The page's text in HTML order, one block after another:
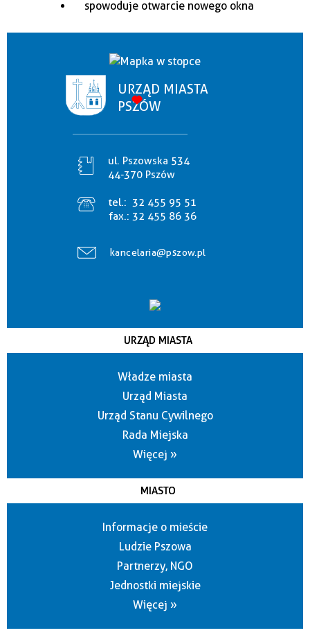
URZĄD MIASTA
PSZÓW
ul. Pszowska 534
44-370 Pszów
tel.: 32 455 95 51
fax.: 32 455 86 36
kancelaria@pszow.pl
URZĄD MIASTA
Władze miasta
Urząd Miasta
Urząd Stanu Cywilnego
Rada Miejska
Więcej »
MIASTO
Informacje o mieście
Ludzie Pszowa
Partnerzy, NGO
Jednostki miejskie
Więcej »